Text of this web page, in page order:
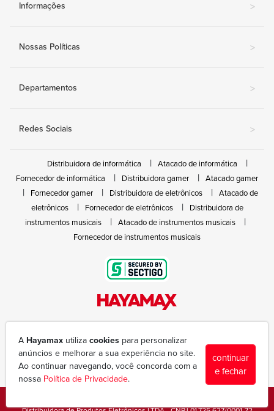
Informações >
Nossas Políticas >
Departamentos >
Redes Sociais >
Distribuidora de informática
Atacado de informática
Fornecedor de informática
Distribuidora gamer
Atacado gamer
Fornecedor gamer
Distribuidora de eletrônicos
Atacado de
eletrônicos
Fornecedor de eletrônicos
Distribuidora de
instrumentos musicais
Atacado de instrumentos musicais
Fornecedor de instrumentos musicais
(43) 3377-6600
hayamax@hayamax.com.br
Segunda à sexta das 8:00 às 18:00
A Hayamax utiliza cookies para personalizar
anúncios e melhorar a sua experiência no site.
Ao continuar navegando, você concorda com a
nossa Política de Privacidade.
continuar
e fechar